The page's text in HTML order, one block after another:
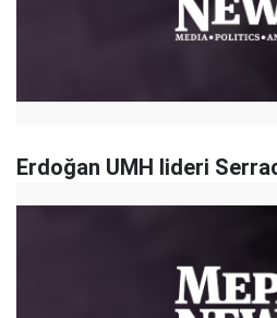
Erdoğan UMH lideri